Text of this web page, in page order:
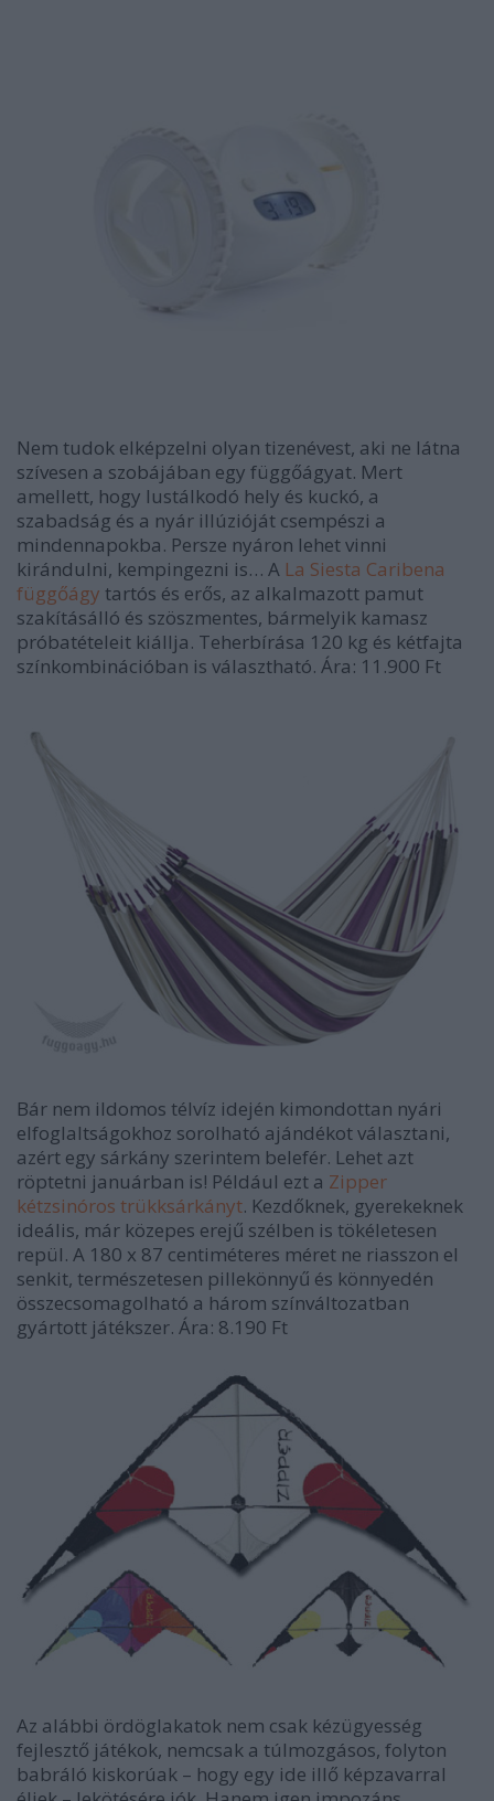
Nem tudok elképzelni olyan tizenévest, aki ne látna
szívesen a szobájában egy függőágyat. Mert
amellett, hogy lustálkodó hely és kuckó, a
szabadság és a nyár illúzióját csempészi a
mindennapokba. Persze nyáron lehet vinni
kirándulni, kempingezni is… A La Siesta Caribena
függőágy tartós és erős, az alkalmazott pamut
szakításálló és szöszmentes, bármelyik kamasz
próbatételeit kiállja. Teherbírása 120 kg és kétfajta
színkombinációban is választható. Ára: 11.900 Ft
Bár nem ildomos télvíz idején kimondottan nyári
elfoglaltságokhoz sorolható ajándékot választani,
azért egy sárkány szerintem belefér. Lehet azt
röptetni januárban is! Például ezt a Zipper
kétzsinóros trükksárkányt. Kezdőknek, gyerekeknek
ideális, már közepes erejű szélben is tökéletesen
repül. A 180 x 87 centiméteres méret ne riasszon el
senkit, természetesen pillekönnyű és könnyedén
összecsomagolható a három színváltozatban
gyártott játékszer. Ára: 8.190 Ft
Az alábbi ördöglakatok nem csak kézügyesség
fejlesztő játékok, nemcsak a túlmozgásos, folyton
babráló kiskorúak – hogy egy ide illő képzavarral